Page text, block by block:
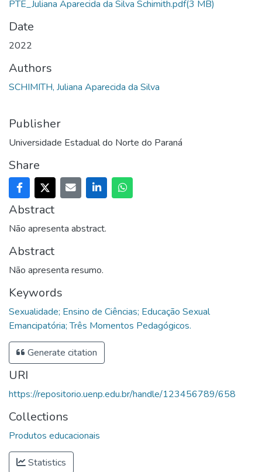
PTE_Juliana Aparecida da Silva Schimith.pdf(3 MB)
Date
2022
Authors
SCHIMITH, Juliana Aparecida da Silva
Publisher
Universidade Estadual do Norte do Paraná
Share
Abstract
Não apresenta abstract.
Abstract
Não apresenta resumo.
Keywords
Sexualidade; Ensino de Ciências; Educação Sexual
Emancipatória; Três Momentos Pedagógicos.
Generate citation
URI
https://repositorio.uenp.edu.br/handle/123456789/658
Collections
Produtos educacionais
Statistics